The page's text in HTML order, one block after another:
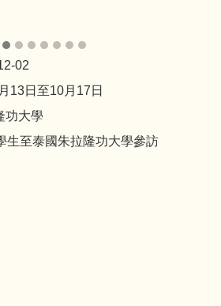
02
13日至10月17日
功大學
生至泰國朱拉隆功大學參訪